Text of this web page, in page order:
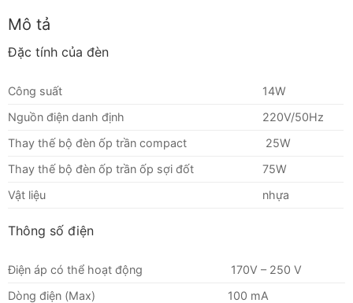
Mô tả
Đặc tính của đèn
Công suất
14W
Nguồn điện danh định
220V/50Hz
Thay thế bộ đèn ốp trần compact
25W
Thay thế bộ đèn ốp trần ốp sợi đốt
75W
Vật liệu
nhựa
Thông số điện
Điện áp có thể hoạt động
170V – 250 V
Dòng điện (Max)
100 mA